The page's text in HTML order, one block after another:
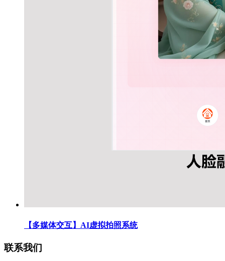
【多媒体交互】AI虚拟拍照系统
联系我们